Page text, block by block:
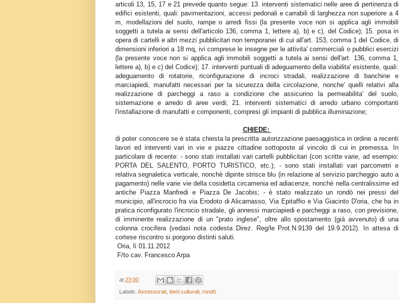
articoli 13, 15, 17 e 21 prevede quanto segue: 13. interventi sistematici nelle aree di pertinenza di
edifici esistenti, quali: pavimentazioni, accessi pedonali e carrabili di larghezza non superiore a 4
m, modellazioni del suolo, rampe o arredi fissi (la presente voce non si applica agli immobili
soggetti a tutela ai sensi dell'articolo 136, comma 1, lettere a), b) e c), del Codice); 15. posa in
opera di cartelli e altri mezzi pubblicitari non temporanei di cui all'art. 153, comma 1 del Codice, di
dimensioni inferiori a 18 mq, ivi comprese le insegne per le attivita' commerciali o pubblici esercizi
(la presente voce non si applica agli immobili soggetti a tutela ai sensi dell'art. 136, comma 1,
lettere a), b) e c) del Codice); 17. interventi puntuali di adeguamento della viabilita' esistente, quali:
adeguamento di rotatorie, riconfigurazione di incroci stradali, realizzazione di banchine e
marciapiedi, manufatti necessari per la sicurezza della circolazione, nonche' quelli relativi alla
realizzazione di parcheggi a raso a condizione che assicurino la permeabilita' del suolo,
sistemazione e arredo di aree verdi; 21. interventi sistematici di arredo urbano comportanti
l'installazione di manufatti e componenti, compresi gli impianti di pubblica illuminazione;
CHIEDE:
di poter conoscere se è stata chiesta la prescritta autorizzazione paesaggistica in ordine a recenti
lavori ed interventi vari in vie e piazze cittadine sottoposte al vincolo di cui in premessa. In
particolare di recente: - sono stati installati vari cartelli pubblicitari (con scritte varie, ad esempio:
PORTA DEL SALENTO, PORTO TURISTICO, etc.); - sono stati installati vari parcometri e
relativa segnaletica verticale, nonchè dipinte strisce blu (in relazione al servizio parcheggio auto a
pagamento) nelle varie vie della cosidetta circamenia ed adiacenze, nonchè nella centralissime ed
antiche Piazza Manfredi e Piazza De Jacobis; - è stato realizzato un rondò nei pressi del
municipio, all'incrocio fra via Erodoto di Alicarnasso, Via Epitaffio e Via Giacinto D'oria, che ha in
pratica riconfigurato l'incrocio stradale, gli annessi marciapiedi e parcheggi a raso, con previsione,
di imminente realizzazione di un "prato inglese", oltre allo spostamento (già avvenuto) di una
colonna crocifera (vedasi nota codesta Direz. Reg/le Prot.N.9139 del 19.9.2012). In attesa di
cortese riscontro si porgono distinti saluti.
Oria, lì 01.11.2012
F/to cav. Francesco Arpa
at 23:00
Labels: Assessorati beni culturali rondò